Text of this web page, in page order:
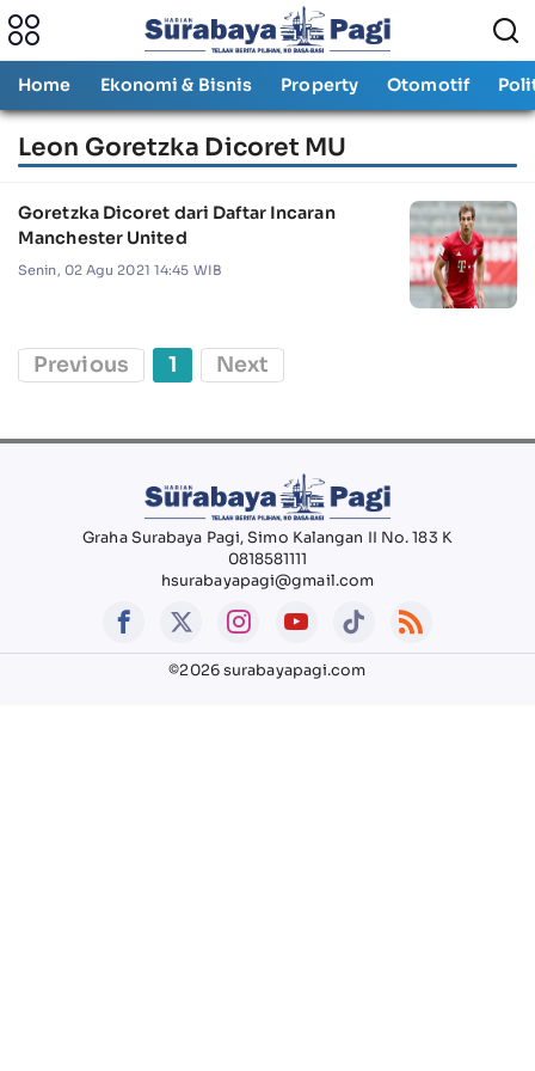
Home Ekonomi & Bisnis Property Otomotif
Leon Goretzka Dicoret MU
Goretzka Dicoret dari Daftar Incaran
Manchester United
Senin, 02 Agu 2021 14:45 WIB
Previous 1 Next
Graha Surabaya Pagi, Simo Kalangan II No. 183 K
0818581111
hsurabayapagi@gmail.com
©2026 surabayapagi.com